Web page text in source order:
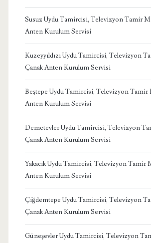
Susuz Uydu Tamircisi, Televizyon Tamir
Anten Kurulum Servisi
Kuzeyyıldızı Uydu Tamircisi, Televizyon
Çanak Anten Kurulum Servisi
Beştepe Uydu Tamircisi, Televizyon Tamir
Anten Kurulum Servisi
Demetevler Uydu Tamircisi, Televizyon
Çanak Anten Kurulum Servisi
Yakacık Uydu Tamircisi, Televizyon Tamir
Anten Kurulum Servisi
Çiğdemtepe Uydu Tamircisi, Televizyon
Çanak Anten Kurulum Servisi
Güneşevler Uydu Tamircisi, Televizyon